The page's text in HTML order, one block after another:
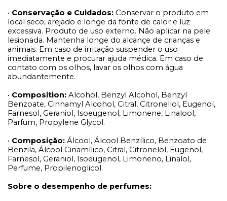
• Conservação e Cuidados: Conservar o produto em
local seco, arejado e longe da fonte de calor e luz
excessiva. Produto de uso externo. Não aplicar na pele
lesionada. Mantenha longe do alcançe de crianças e
animais. Em caso de irritação suspender o uso
imediatamente e procurar ajuda médica. Em caso de
contato com os olhos, lavar os olhos com água
abundantemente.
• Composition: Alcohol, Benzyl Alcohol, Benzyl
Benzoate, Cinnamyl Alcohol, Citral, Citronellol, Eugenol,
Farnesol, Geraniol, Isoeugenol, Limonene, Linalool,
Parfum, Propylene Glycol.
• Composição: Álcool, Álcool Benzílico, Benzoato de
Benzila, Álcool Cinamílico, Citral, Citronelol, Eugenol,
Farnesol, Geraniol, Isoeugenol, Limoneno, Linalol,
Perfume, Propilenoglicol.
Sobre o desempenho de perfumes: